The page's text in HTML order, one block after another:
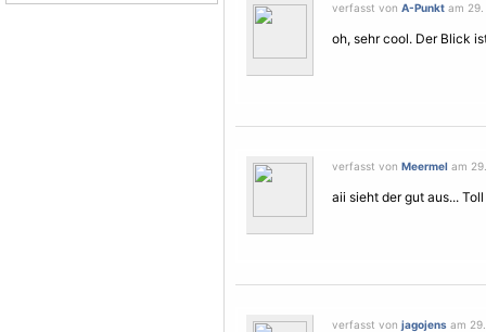
verfasst von A-Punkt am
oh, sehr cool. Der Blick
verfasst von Meermel am
aii sieht der gut aus... Toll
verfasst von jagojens am